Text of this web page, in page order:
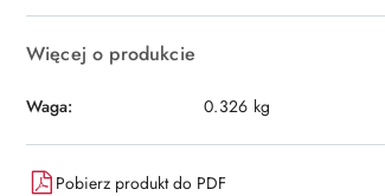
Więcej o produkcie
Waga: 0.326 kg
Pobierz produkt do PDF